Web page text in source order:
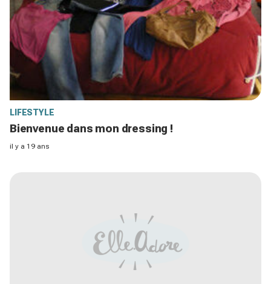
LIFESTYLE
Bienvenue dans mon dressing !
il y a 19 ans